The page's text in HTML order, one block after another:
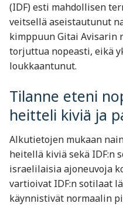
(IDF) esti mahdollisen
veitsellä aseistautunut
kimppuun Gitai Avisarin
torjuttua nopeasti, eikä
loukkaantunut.
Tilanne eteni
heitteli kiviä ja
Alkutietojen mukaan
heitellä kiviä sekä IDF:n
israelilaisia ajoneuvoja
vartioivat IDF:n sotilaat
käynnistivät normaalin